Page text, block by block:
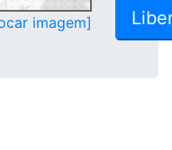
imagem]